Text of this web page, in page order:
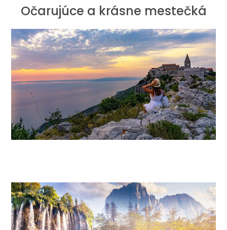
Očarujúce a krásne mestečká